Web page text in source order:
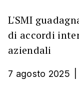
L'SMI
di accordi
aziendali
7 agosto 2025